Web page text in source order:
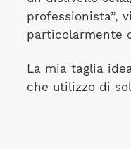
professionista”,
particolarmente
La mia taglia
che utilizzo di